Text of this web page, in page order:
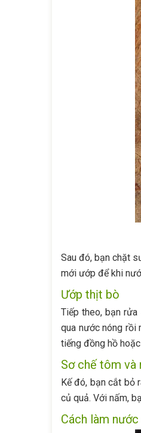
Sau đó, bạn chặt
mới ướp để khi
Ướp thịt bò
Tiếp theo, bạn
qua nước nóng rồi
tiếng đồng hồ
Sơ chế tôm và
Kế đó, bạn cắt bỏ
củ quả. Với nấm,
Cách làm